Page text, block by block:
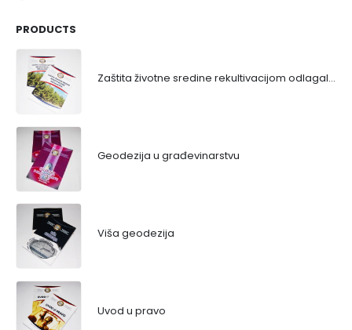
PRODUCTS
Zaštita životne sredine rekultivacijom odlagališta
Geodezija u građevinarstvu
Viša geodezija
Uvod u pravo